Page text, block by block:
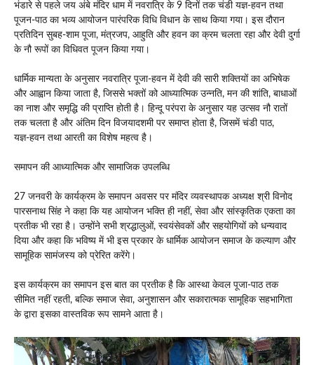
भंडारे से पहले जय अंबे मंदिर धाम में नवरात्रि के 9 दिनों तक चंडी यज्ञ‑हवन तथा
पूजन‑पाठ का भव्य आयोजन पारंपरिक विधि विधान के साथ किया गया। इस दौरान
प्रतिदिन सुबह‑शाम पूजा, मंत्रजप, आहुति और हवन का क्रम चलता रहा और देवी दुर्गा
के नौ रूपों का विधिवत पूजन किया गया।
धार्मिक मान्यता के अनुसार नवरात्रि पूजा‑हवन में देवी की सारी शक्तियों का अभिषेक
और आह्वान किया जाता है, जिससे भक्तों को आध्यात्मिक उन्नति, मन की शांति, बाधाओं
का नाश और समृद्धि की प्राप्ति होती है। हिन्दू परंपरा के अनुसार यह उत्सव नौ रातों
तक चलता है और अंतिम दिन विजयादशमी पर समाप्त होता है, जिसमें चंडी पाठ,
यज्ञ‑हवन तथा आरती का विशेष महत्व है।
समापन की आध्यात्मिक और सामाजिक उपलब्धि
27 जनवरी के कार्यक्रम के समापन अवसर पर मंदिर व्यवस्थापक अध्यक्ष श्री विनोद
पारसनाथ सिंह ने कहा कि यह आयोजन भक्ति ही नहीं, सेवा और सांस्कृतिक एकता का
प्रतीक भी रहा है। उन्होंने सभी श्रद्धालुओं, स्वयंसेवकों और सहयोगियों को धन्यवाद
दिया और कहा कि भविष्य में भी इस प्रकार के धार्मिक आयोजन समाज के कल्याण और
सामूहिक सामंजस्य को प्रेरित करेंगे।
इस कार्यक्रम का समापन इस बात का प्रतीक है कि आस्था केवल पूजा‑पाठ तक
सीमित नहीं रहती, बल्कि समाज सेवा, अनुशासन और सकारात्मक सामूहिक सहभागिता
के द्वारा इसका वास्तविक रूप सामने आता है।